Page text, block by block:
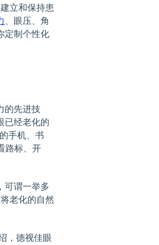
立和保持患
、眼压、角
定制个性化
的先进技
已经老化的
手机、书
路标、开
可谓一举多
老化的自然
，德视佳眼